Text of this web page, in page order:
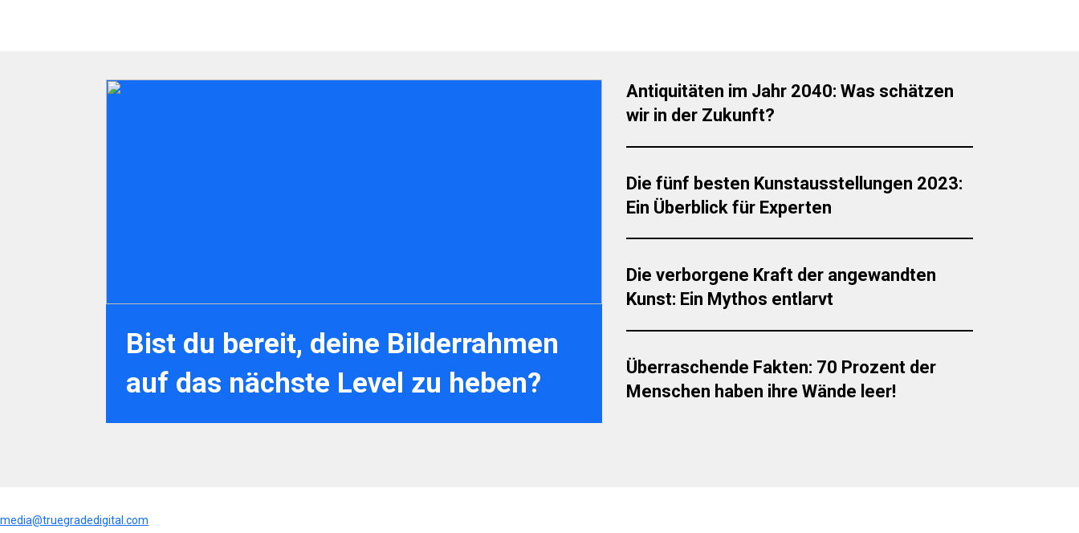
Bist du bereit, deine Bilderrahmen
auf das nächste Level zu heben?
Antiquitäten im Jahr 2040: Was schätzen
wir in der Zukunft?
Die fünf besten Kunstausstellungen 2023:
Ein Überblick für Experten
Die verborgene Kraft der angewandten
Kunst: Ein Mythos entlarvt
Überraschende Fakten: 70 Prozent der
Menschen haben ihre Wände leer!
media@truegradedigital.com